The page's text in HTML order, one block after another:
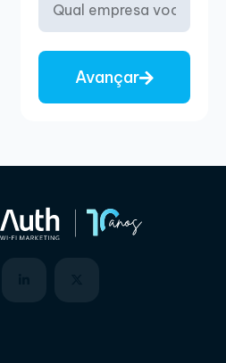
l
+
Avançar